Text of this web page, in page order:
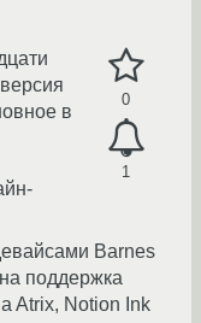
0
1
в
Barnes
поддержка
Atrix, Notion Ink